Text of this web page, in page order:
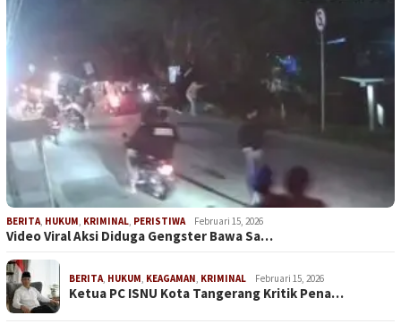
BERITA, HUKUM, KRIMINAL, PERISTIWA Februari 15, 2026
Video Viral Aksi Diduga Gengster Bawa Sa…
BERITA, HUKUM, KEAGAMAN, KRIMINAL Februari 15, 2026
Ketua PC ISNU Kota Tangerang Kritik Pena…